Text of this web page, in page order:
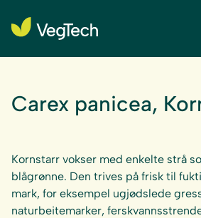
Carex panicea,
Kornstarr vokser med enkelte strå
blågrønne. Den trives på frisk til
mark, for eksempel ugjødslede
naturbeitemarker,